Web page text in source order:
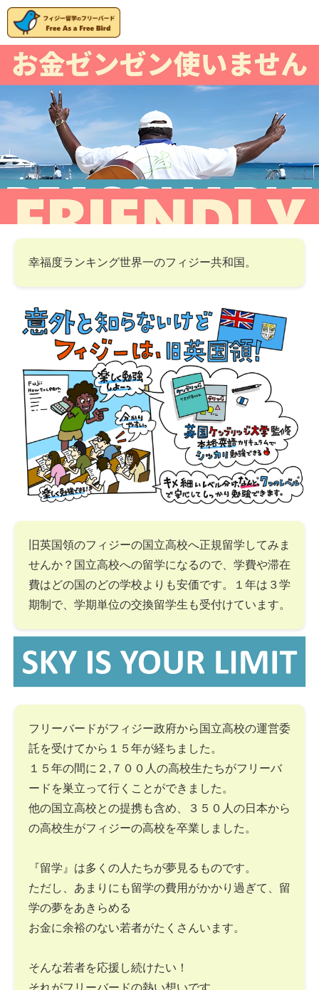
幸福度ランキング世界一のフィジー共和国。
旧英国領のフィジーの国立高校へ正規留学してみま
せんか？国立高校への留学になるので、学費や滞在
費はどの国のどの学校よりも安価です。１年は３学
期制で、学期単位の交換留学生も受付けています。
フリーバードがフィジー政府から国立高校の運営委
託を受けてから１５年が経ちました。
１５年の間に２,７００人の高校生たちがフリーバ
ードを巣立って行くことができました。
他の国立高校との提携も含め、３５０人の日本から
の高校生がフィジーの高校を卒業しました。
『留学』は多くの人たちが夢見るものです。
ただし、あまりにも留学の費用がかかり過ぎて、留
学の夢をあきらめる
お金に余裕のない若者がたくさんいます。
そんな若者を応援し続けたい！
それがフリーバードの熱い想いです。